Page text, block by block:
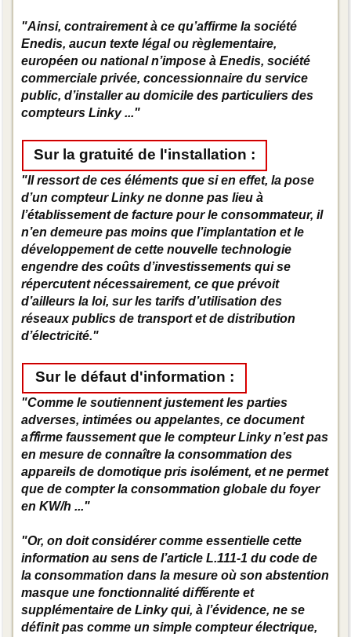
"Ainsi, contrairement à ce qu’affirme la société
Enedis, aucun texte légal ou règlementaire,
européen ou national n’impose à Enedis, société
commerciale privée, concessionnaire du service
public, d’installer au domicile des particuliers des
compteurs Linky ..."
Sur la gratuité de l'installation :
"Il ressort de ces éléments que si en effet, la pose
d’un compteur Linky ne donne pas lieu à
l’établissement de facture pour le consommateur, il
n’en demeure pas moins que l’implantation et le
développement de cette nouvelle technologie
engendre des coûts d’investissements qui se
répercutent nécessairement, ce que prévoit
d’ailleurs la loi, sur les tarifs d’utilisation des
réseaux publics de transport et de distribution
d’électricité."
Sur le défaut d'information :
"Comme le soutiennent justement les parties
adverses, intimées ou appelantes, ce document
aﬀirme faussement que le compteur Linky n’est pas
en mesure de connaître la consommation des
appareils de domotique pris isolément, et ne permet
que de compter la consommation globale du foyer
en KW/h ..."
"Or, on doit considérer comme essentielle cette
information au sens de l’article L.111-1 du code de
la consommation dans la mesure où son abstention
masque une fonctionnalité diﬀérente et
supplémentaire de Linky qui, à l’évidence, ne se
déﬁnit pas comme un simple compteur électrique,